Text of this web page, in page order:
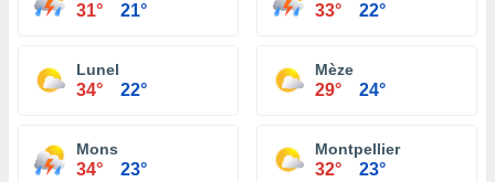
31° 21° 33° 22°
Lunel
34° 22°
Mèze
29° 24°
Mons
34° 23°
Montpellier
32° 23°